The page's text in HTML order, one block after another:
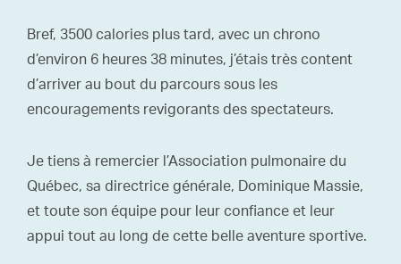
Bref, 3500 calories plus tard, avec un chrono
d’environ 6 heures 38 minutes, j’étais très content
d’arriver au bout du parcours sous les
encouragements revigorants des spectateurs.
Je tiens à remercier l’Association pulmonaire du
Québec, sa directrice générale, Dominique Massie,
et toute son équipe pour leur confiance et leur
appui tout au long de cette belle aventure sportive.